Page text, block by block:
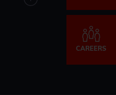
CAREERS